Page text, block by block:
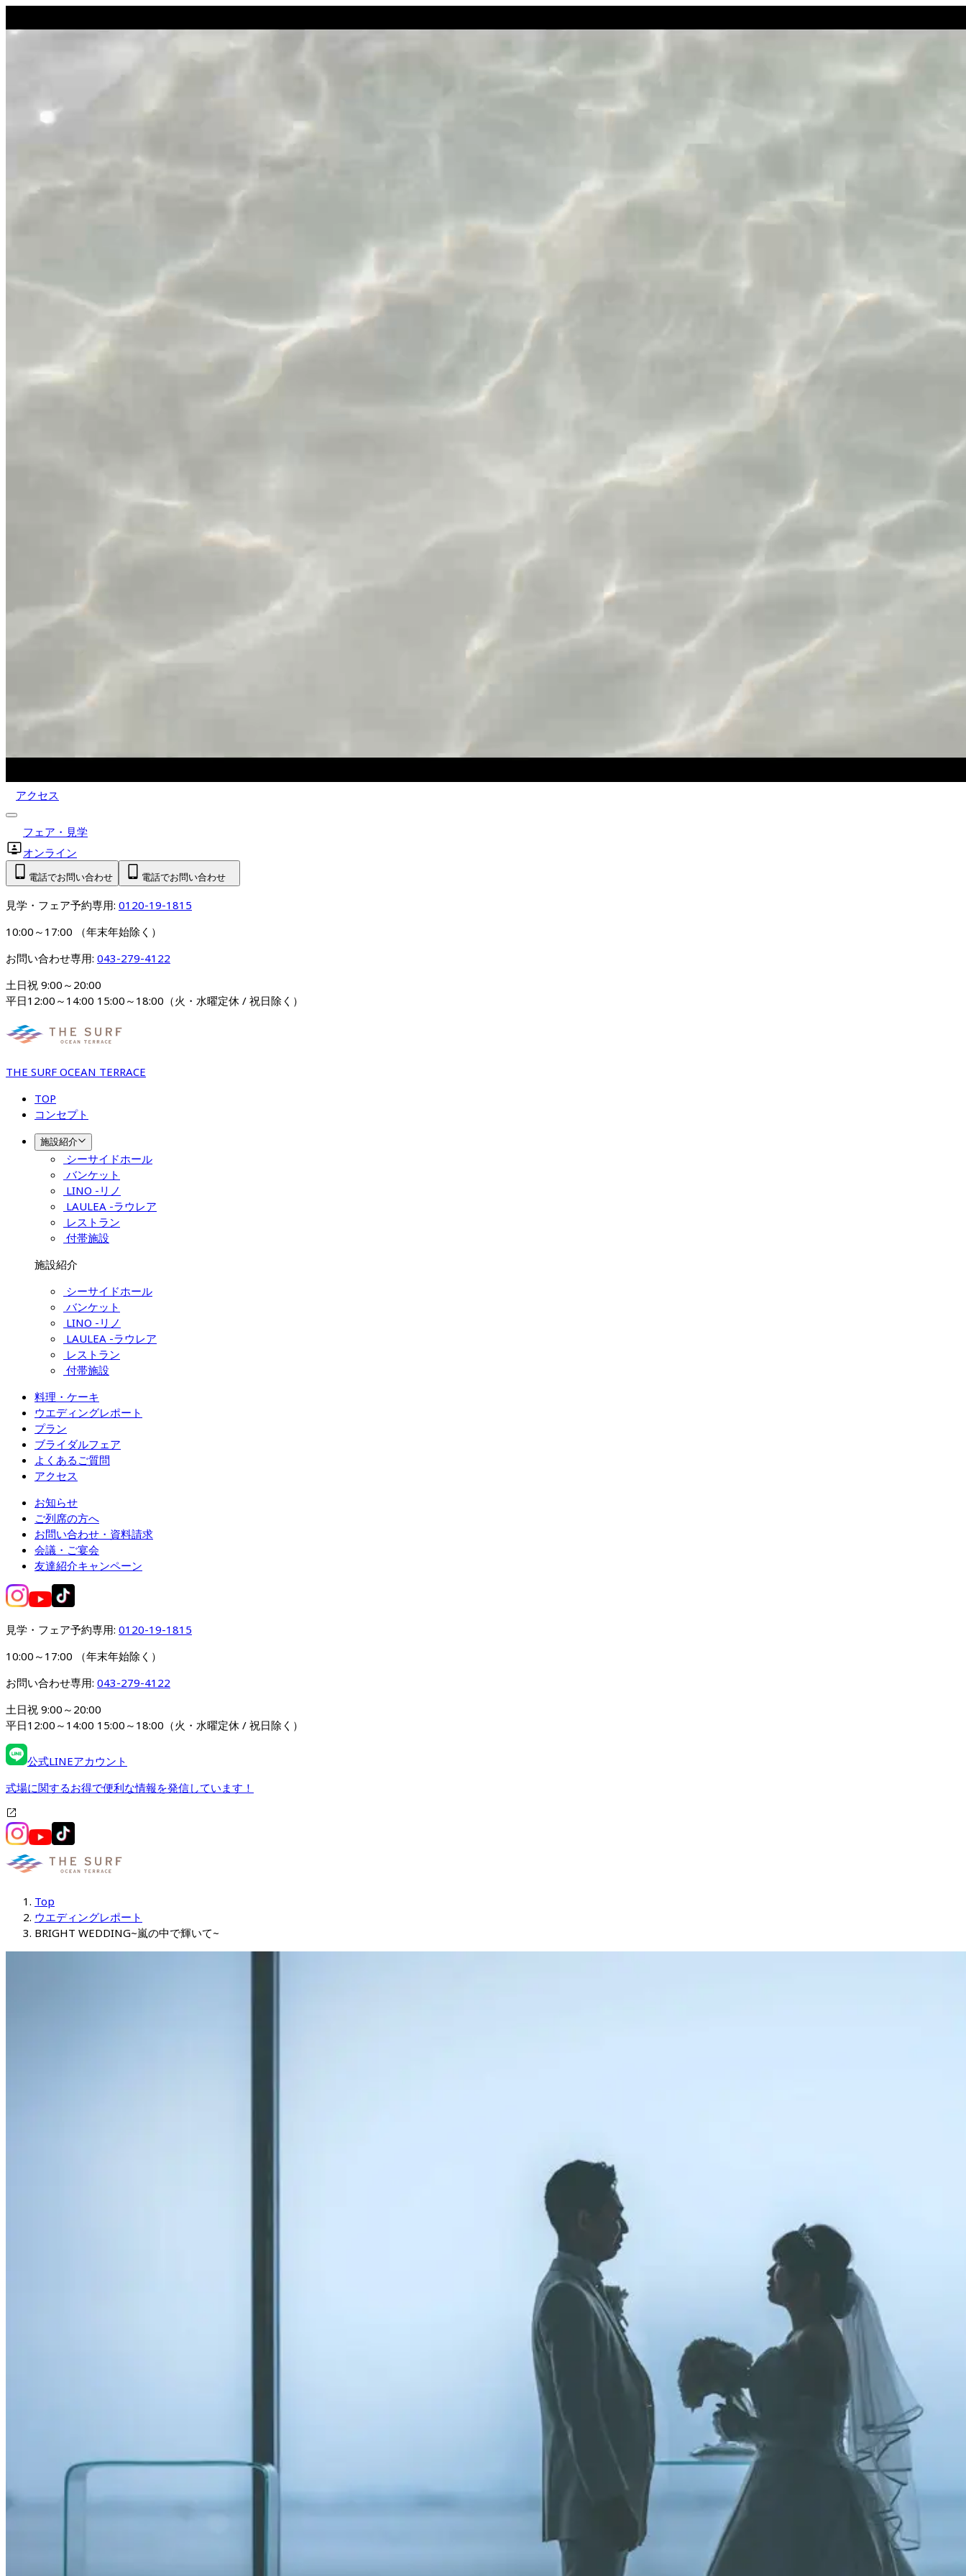
アクセス
フェア・見学
オンライン
電話でお問い合わせ 電話でお問い合わせ
見学・フェア予約専用: 0120-19-1815
10:00～17:00 （年末年始除く）
お問い合わせ専用: 043-279-4122
土日祝 9:00～20:00
平日12:00～14:00 15:00～18:00（火・水曜定休 / 祝日除く）
THE SURF OCEAN TERRACE
TOP
コンセプト
施設紹介
シーサイドホール
バンケット
LINO -リノ
LAULEA -ラウレア
レストラン
付帯施設
施設紹介
シーサイドホール
バンケット
LINO -リノ
LAULEA -ラウレア
レストラン
付帯施設
料理・ケーキ
ウエディングレポート
プラン
ブライダルフェア
よくあるご質問
アクセス
お知らせ
ご列席の方へ
お問い合わせ・資料請求
会議・ご宴会
友達紹介キャンペーン
見学・フェア予約専用: 0120-19-1815
10:00～17:00 （年末年始除く）
お問い合わせ専用: 043-279-4122
土日祝 9:00～20:00
平日12:00～14:00 15:00～18:00（火・水曜定休 / 祝日除く）
公式LINEアカウント
式場に関するお得で便利な情報を発信しています！
Top
ウエディングレポート
BRIGHT WEDDING~嵐の中で輝いて~